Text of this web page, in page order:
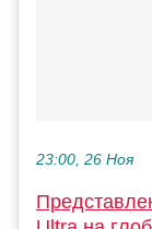
23:00, 26 Ноя